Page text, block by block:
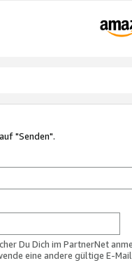
"Senden".
Du Dich im PartnerNet
eine andere gültige E-